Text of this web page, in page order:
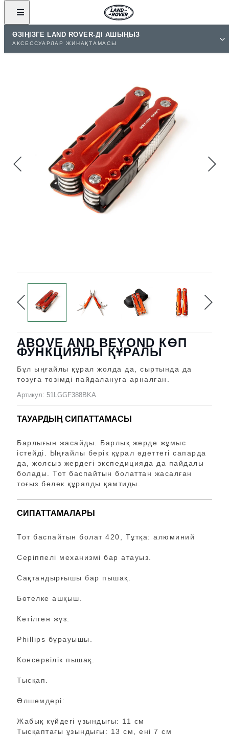
ӨЗІҢІЗГЕ LAND ROVER-ДІ АШЫҢЫЗ
АКСЕССУАРЛАР ЖИНАҚТАМАСЫ
ABOVE AND BEYOND КӨП
ФУНКЦИЯЛЫ ҚҰРАЛЫ
Бұл ыңғайлы құрал жолда да, сыртында да
тозуға төзімді пайдалануға арналған.
Артикул: 51LGGF388BKA
ТАУАРДЫҢ СИПАТТАМАСЫ
Барлығын жасайды. Барлық жерде жұмыс
істейді. Ыңғайлы берік құрал әдеттегі сапарда
да, жолсыз жердегі экспедицияда да пайдалы
болады. Тот баспайтын болаттан жасалған
тоғыз бөлек құралды қамтиды.
СИПАТТАМАЛАРЫ
Тот баспайтын болат 420, Тұтқа: алюминий
Серіппелі механизмі бар атауыз.
Сақтандырғышы бар пышақ.
Бөтелке ашқыш.
Кетілген жүз.
Phillips бұрауышы.
Консервілік пышақ.
Тысқап.
Өлшемдері:
Жабық күйдегі ұзындығы: 11 см
Тысқаптағы ұзындығы: 13 см, ені 7 см